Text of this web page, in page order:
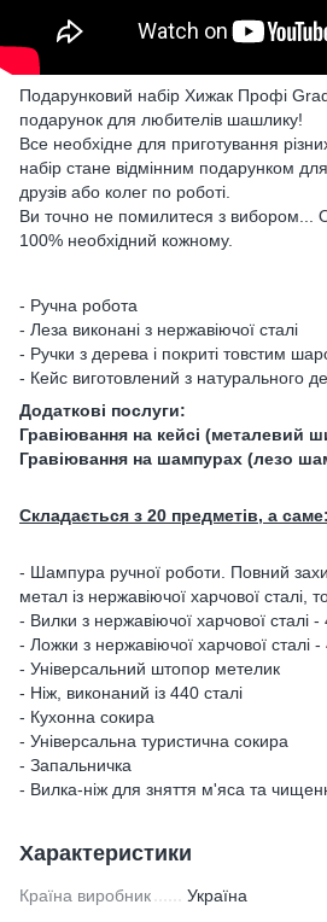
Подарунковий набір Хижак Профі
подарунок для любителів шашлику!
Все необхідне для приготування
набір стане відмінним подарунком
друзів або колег по роботі.
Ви точно не помилитеся з вибором...
100% необхідний кожному.
- Ручна робота
- Леза виконані з нержавіючої сталі
- Ручки з дерева і покриті товстим
- Кейс виготовлений з натурального
Додаткові послуги:
Гравіювання на кейсі (металевий
Гравіювання на шампурах (лезо
Складається з 20 предметів, а саме:
- Шампура ручної роботи. Повний
метал із нержавіючої харчової
- Вилки з нержавіючої харчової сталі
- Ложки з нержавіючої харчової сталі
- Універсальний штопор метелик
- Ніж, виконаний із 440 сталі
- Кухонна сокира
- Універсальна туристична сокира
- Запальничка
- Вилка-ніж для зняття м'яса та
Характеристики
Країна виробник Україна